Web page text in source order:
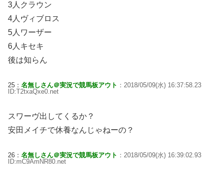
3人クラウン
4人ヴィブロス
5人ワーザー
6人キセキ
後は知らん
25： 名無しさん＠実況で競馬板アウト ：2018/05/09(水) 16:37:58.23
ID:T2txaQxe0.net
スワーヴ出してくるか？
安田メイチで休養なんじゃねーの？
26： 名無しさん＠実況で競馬板アウト ：2018/05/09(水) 16:39:02.93
ID:mC9AmNR80.net